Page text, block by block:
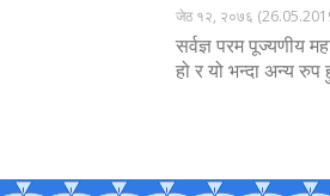
जेठ १२, २०७६
सर्वज्ञ परम पूज्यणीय
हो र यो भन्दा अन्य रुप